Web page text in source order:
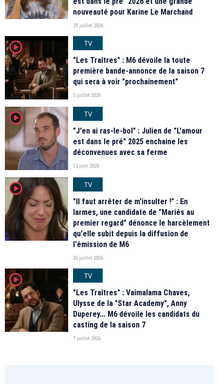
nouveauté pour Karine Le Marchand
28 juillet 2026
player2
TV
"Les Traîtres" : M6 dévoile la toute
première bande-annonce de la saison 7
qui sera à voir "prochainement"
5 juillet 2026
player2
TV
"J'en ai ras-le-bol" : Julien de "L'amour
est dans le pré" 2025 enchaine les
déconvenues avec sa ferme
13 juin 2026
player2
TV
"Il faut arrêter de m'insulter !" : En
larmes, une candidate de "Mariés au
premier regard" dénonce le harcèlement
qu'elle subit depuis la diffusion de
l'émission de M6
26 juillet 2026
player2
TV
"Les Traîtres" : Vaimalama Chaves,
Ulysse de la "Star Academy", Anny
Duperey... M6 dévoile les candidats du
casting de la saison 7
7 juillet 2026